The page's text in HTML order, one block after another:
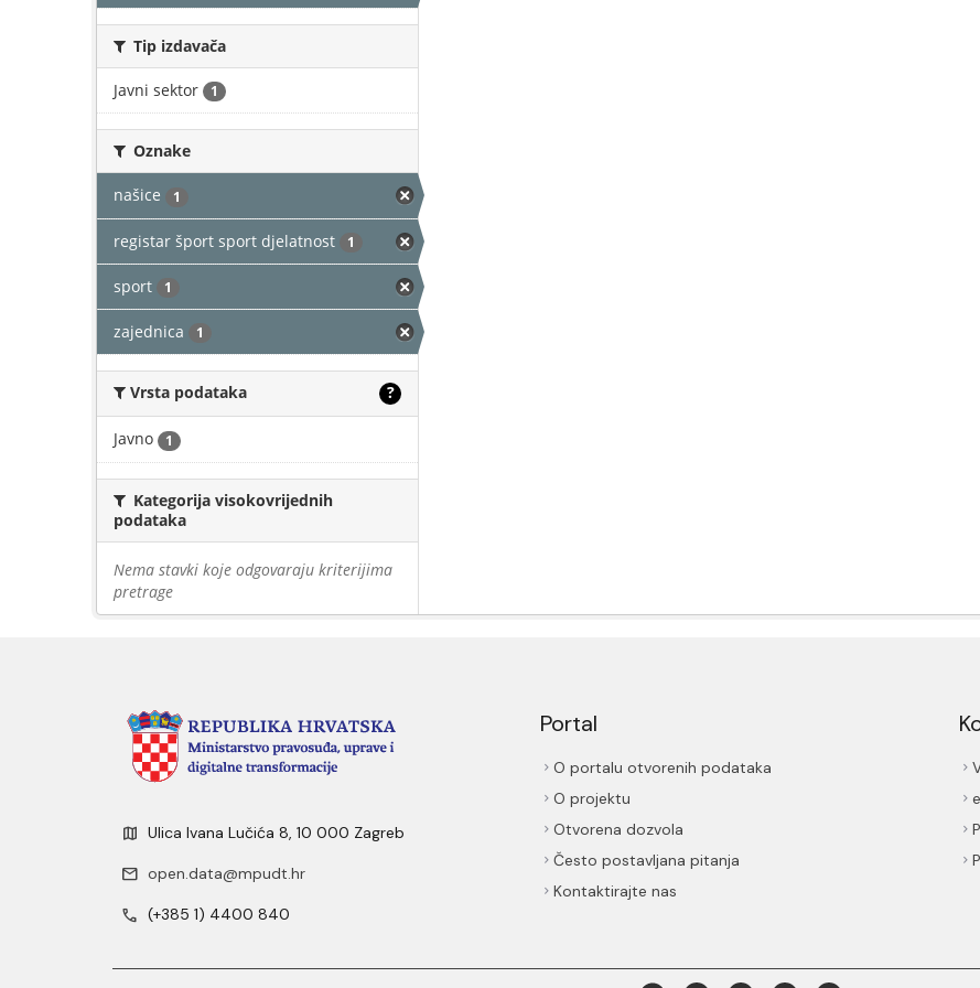
Tip izdavača
Javni sektor 1
Oznake
našice 1
registar šport sport djelatnost 1
sport 1
zajednica 1
Vrsta podataka ?
Javno 1
Kategorija visokovrijednih
podataka
Nema stavki koje odgovaraju kriterijima
pretrage